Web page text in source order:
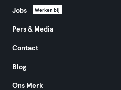
Jobs Werken bij
Pers & Media
Contact
Blog
Ons Merk